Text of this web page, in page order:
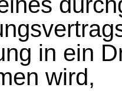
in ein
wird,